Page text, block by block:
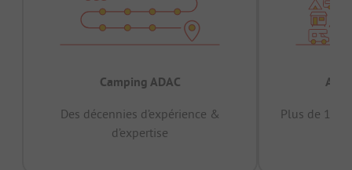
Camping ADAC
Des décennies d’expérience &
d’expertise
Plus de 15